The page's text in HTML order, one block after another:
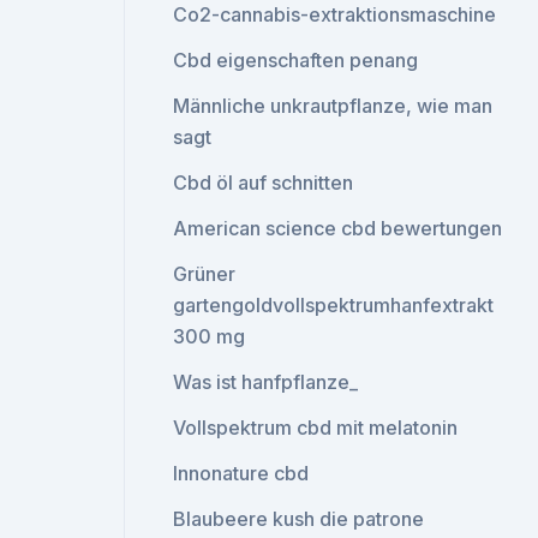
Co2-cannabis-extraktionsmaschine
Cbd eigenschaften penang
Männliche unkrautpflanze, wie man
sagt
Cbd öl auf schnitten
American science cbd bewertungen
Grüner
gartengoldvollspektrumhanfextrakt
300 mg
Was ist hanfpflanze_
Vollspektrum cbd mit melatonin
Innonature cbd
Blaubeere kush die patrone